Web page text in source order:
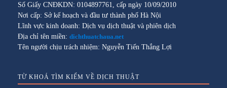
Số Giấy CNĐKDN: 0104897761, cấp ngày 10/09/2010
Nơi cấp: Sở kế hoạch và đầu tư thành phố Hà Nội
Lĩnh vực kinh doanh: Dịch vụ dịch thuật và phiên dịch
Địa chỉ tên miền: dichthuatchaua.net
Tên người chịu trách nhiệm: Nguyễn Tiến Thắng Lợi
TỪ KHOÁ TÌM KIẾM VỀ DỊCH THUẬT